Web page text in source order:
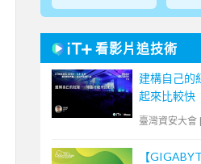
看影片追技術
建構自己的
起來比較快
臺灣資安大會 |
【